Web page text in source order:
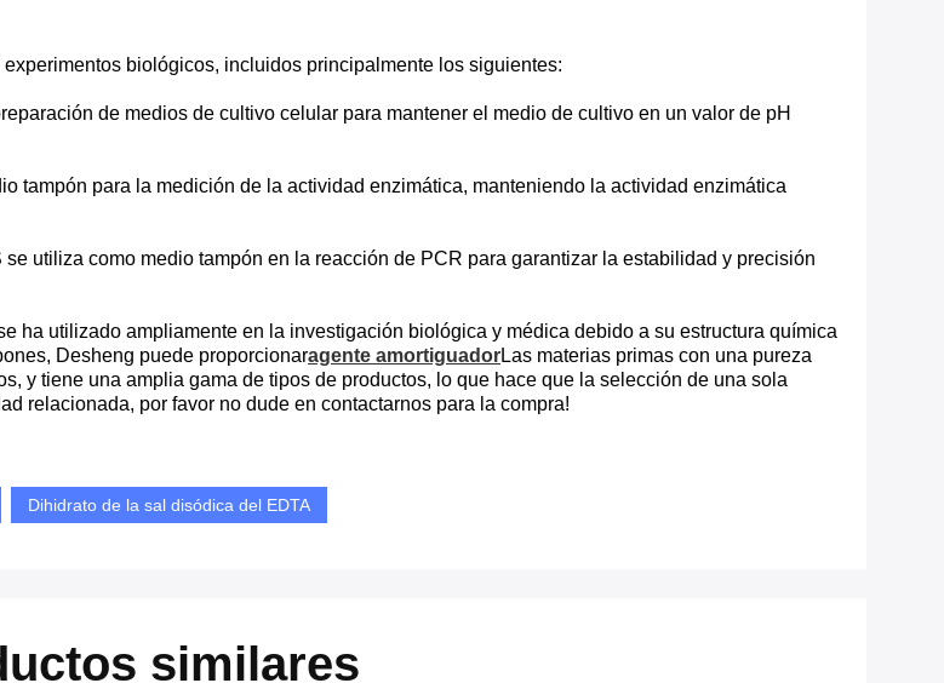
biológicos, incluidos principalmente los siguientes:
de medios de cultivo celular para mantener el medio de cultivo en un valor de pH
tampón para la medición de la actividad enzimática, manteniendo la actividad enzimática
utiliza como medio tampón en la reacción de PCR para garantizar la estabilidad y precisión
ha utilizado ampliamente en la investigación biológica y médica debido a su estructura química
Desheng puede proporcionaragente amortiguadorLas materias primas con una pureza
y tiene una amplia gama de tipos de productos, lo que hace que la selección de una sola
relacionada, por favor no dude en contactarnos para la compra!
Dihidrato de la sal disódica del EDTA
similares